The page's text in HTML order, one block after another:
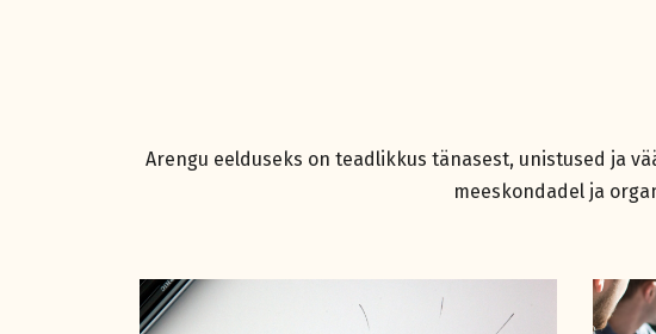
Arengu eelduseks on teadlikkus tänasest, unistused ja
meeskondadel ja